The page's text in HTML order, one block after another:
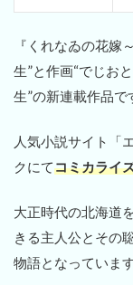
『くれなゐの花嫁
生”と作画“でじお
生”の新連載作品で
人気小説サイト「
クにてコミカライ
大正時代の北海道
きる主人公とその
物語となっています